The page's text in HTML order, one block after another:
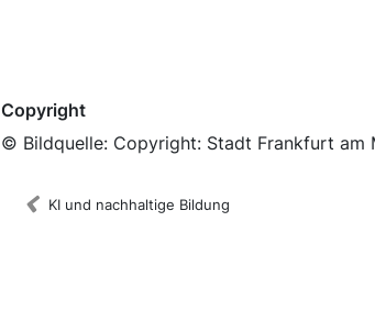
Copyright
© Bildquelle: Copyright: Stadt Frankfurt am
KI und nachhaltige Bildung